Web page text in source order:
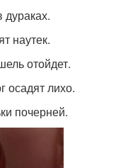
дураках.
наутек.
отойдет.
осадят лихо.
почерней.